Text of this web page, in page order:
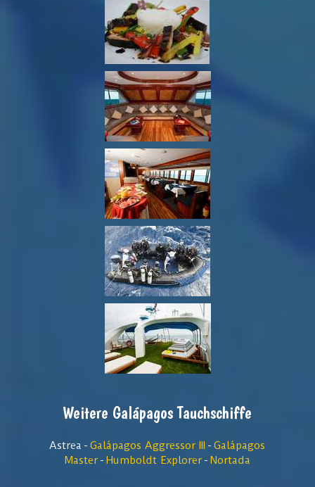
Weitere Galápagos Tauchschiffe
Astrea -Galápagos Aggressor III -Galápagos
Master- Humboldt Explorer- Nortada